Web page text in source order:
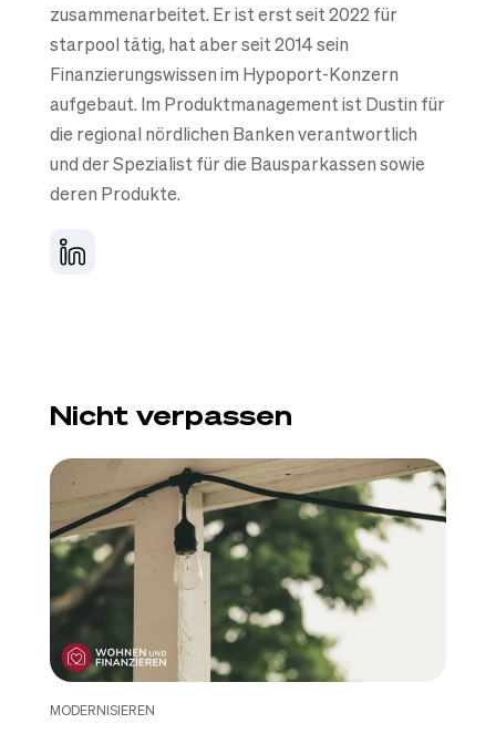
zusammenarbeitet. Er ist erst seit 2022 für
starpool tätig, hat aber seit 2014 sein
Finanzierungswissen im Hypoport-Konzern
aufgebaut. Im Produktmanagement ist Dustin für
die regional nördlichen Banken verantwortlich
und der Spezialist für die Bausparkassen sowie
deren Produkte.
Nicht verpassen
MODERNISIEREN